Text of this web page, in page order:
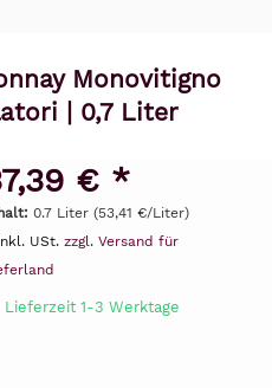
Monovitigno
| 0,7 Liter
€ *
0.7 Liter (53,41 €/Liter)
USt. zzgl. Versand für
Lieferzeit 1-3 Werktage